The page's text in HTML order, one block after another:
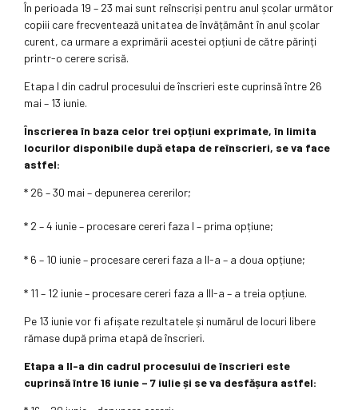
În perioada 19 – 23 mai sunt reînscriși pentru anul școlar următor
copiii care frecventează unitatea de învățământ în anul școlar
curent, ca urmare a exprimării acestei opțiuni de către părinți
printr-o cerere scrisă.
Etapa I din cadrul procesului de înscrieri este cuprinsă între 26
mai – 13 iunie.
Înscrierea în baza celor trei opțiuni exprimate, în limita
locurilor disponibile după etapa de reînscrieri, se va face
astfel:
* 26 – 30 mai – depunerea cererilor;
* 2 – 4 iunie – procesare cereri faza I – prima opțiune;
* 6 – 10 iunie – procesare cereri faza a II-a – a doua opțiune;
* 11 – 12 iunie – procesare cereri faza a III-a – a treia opțiune.
Pe 13 iunie vor fi afișate rezultatele și numărul de locuri libere
rămase după prima etapă de înscrieri.
Etapa a II-a din cadrul procesului de înscrieri este
cuprinsă între 16 iunie – 7 iulie și se va desfășura astfel: